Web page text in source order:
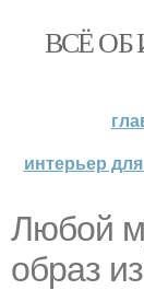
ВСЁ ОБ
интерьер
Любой
образ